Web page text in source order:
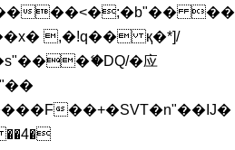
��<�;�b"�� ��
��+�SVT�n"��IJ�